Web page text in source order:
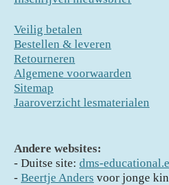
Veilig betalen
Bestellen & leveren
Retourneren
Algemene voorwaarden
Sitemap
Jaaroverzicht lesmaterialen
Andere websites:
- Duitse site: dms-
- Beertje Anders voor jonge